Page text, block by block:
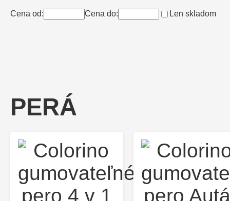
Cena od: Cena do: Len skladom
PERÁ